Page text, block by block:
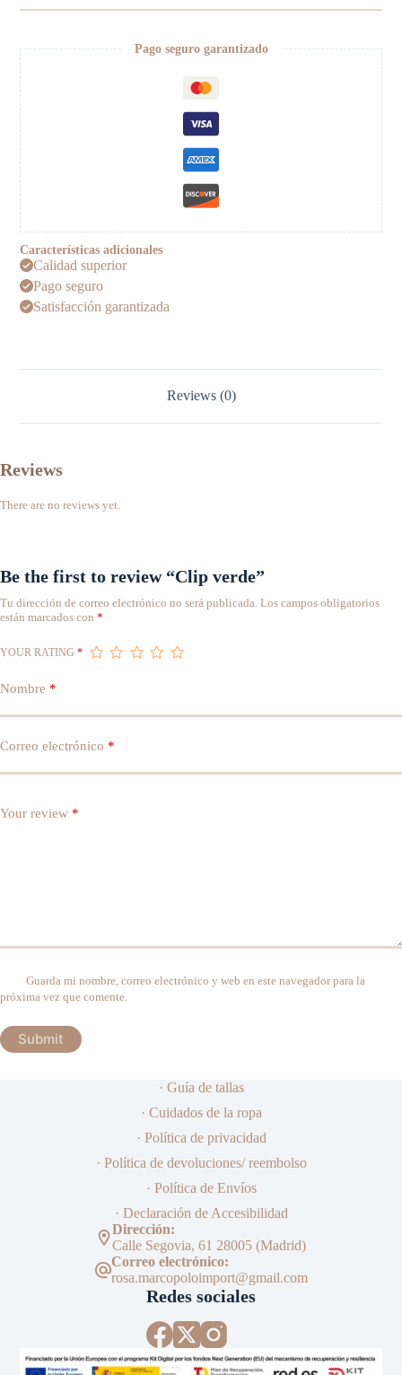
Pago seguro garantizado
Características adicionales
Calidad superior
Pago seguro
Satisfacción garantizada
Reviews (0)
Reviews
There are no reviews yet.
Be the first to review “Clip verde”
Tu dirección de correo electrónico no será publicada. Los campos obligatorios
están marcados con *
YOUR RATING *
Nombre *
Correo electrónico *
Your review *
Guarda mi nombre, correo electrónico y web en este navegador para la
próxima vez que comente.
Submit
· Guía de tallas
· Cuidados de la ropa
· Política de privacidad
· Política de devoluciones/ reembolso
· Política de Envíos
· Declaración de Accesibilidad
Dirección:
Calle Segovia, 61 28005 (Madrid)
Correo electrónico:
rosa.marcopoloimport@gmail.com
Redes sociales